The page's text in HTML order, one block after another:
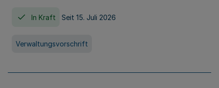
In Kraft Seit 15. Juli 2026
Verwaltungsvorschrift